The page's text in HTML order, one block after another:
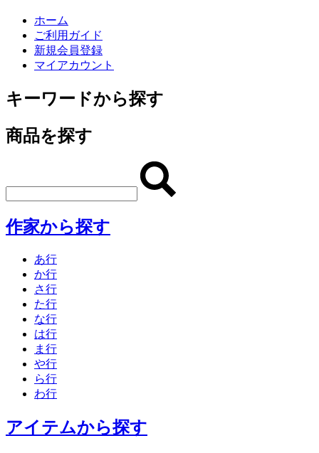
ホーム
ご利用ガイド
新規会員登録
マイアカウント
キーワードから探す
商品を探す
作家から探す
あ行
か行
さ行
た行
な行
は行
ま行
や行
ら行
わ行
アイテムから探す